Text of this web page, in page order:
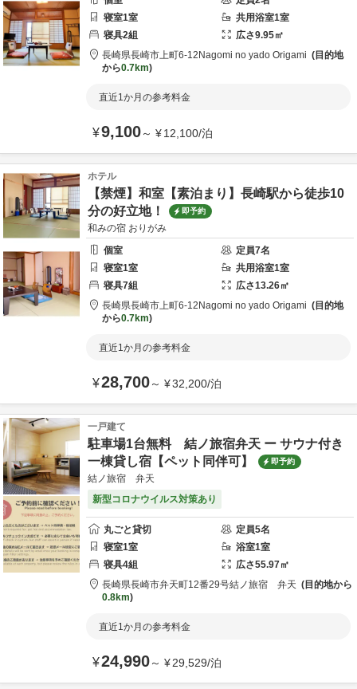
寝室1室 共用浴室1室
寝具2組 広さ9.95㎡
長崎県長崎市上町6-12 Nagomi no yado Origami
目的地
から0.7km
直近1か月の参考料金
¥9,100～ ¥12,100/泊
ホテル
【禁煙】和室【素泊まり】長崎駅から徒歩10
分の好立地！
即予約
和みの宿 おりがみ
個室
定員7名
寝室1室 共用浴室1室
寝具7組 広さ13.26㎡
長崎県長崎市上町6-12 Nagomi no yado Origami
目的地
から0.7km
直近1か月の参考料金
¥28,700～ ¥32,200/泊
一戸建て
駐車場1台無料 結ノ旅宿弁天 ー サウナ付き
一棟貸し宿【ペット同伴可】
即予約
結ノ旅宿 弁天
新型コロナウイルス対策あり
丸ごと貸切 定員5名
寝室1室 浴室1室
寝具4組 広さ55.97㎡
長崎県長崎市弁天町12番29号結ノ旅宿 弁天
目的地から
0.8km
直近1か月の参考料金
¥24,990～ ¥29,529/泊